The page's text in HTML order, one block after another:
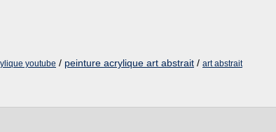
youtube / peinture acrylique art abstrait / art abstrait